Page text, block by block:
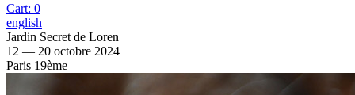
Cart: 0
english
Jardin Secret de Loren
12 — 20 octobre 2024
Paris 19ème